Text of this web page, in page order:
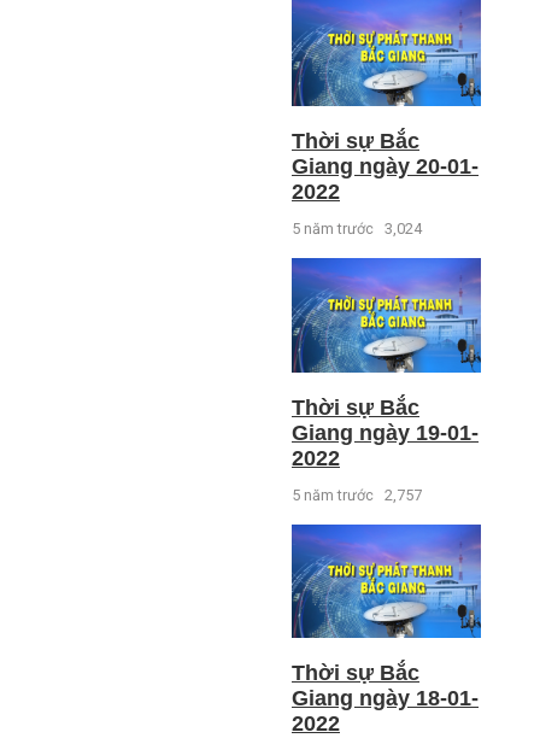
Thời sự Bắc
Giang ngày 20-01-
2022
5 năm trước 3,024
Thời sự Bắc
Giang ngày 19-01-
2022
5 năm trước 2,757
Thời sự Bắc
Giang ngày 18-01-
2022